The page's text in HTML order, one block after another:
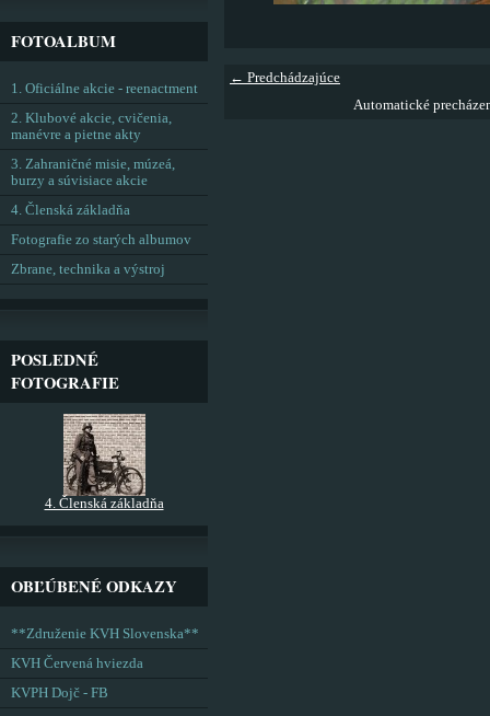
← Predchádzajúce
Automatické
FOTOALBUM
1. Oficiálne akcie - reenactment
2. Klubové akcie, cvičenia,
manévre a pietne akty
3. Zahraničné misie, múzeá,
burzy a súvisiace akcie
4. Členská základňa
Fotografie zo starých albumov
Zbrane, technika a výstroj
POSLEDNÉ
FOTOGRAFIE
4. Členská základňa
OBĽÚBENÉ ODKAZY
**Združenie KVH Slovenska**
KVH Červená hviezda
KVPH Dojč - FB